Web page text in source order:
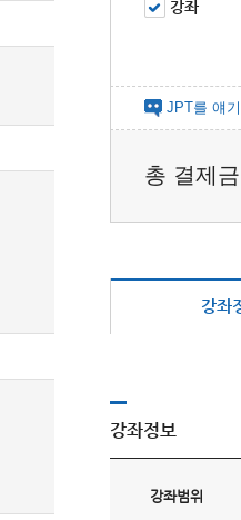
강좌
JPT를 얘
총 결제
강좌
강좌정보
강좌범위